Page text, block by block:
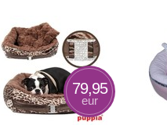
79,95
eur